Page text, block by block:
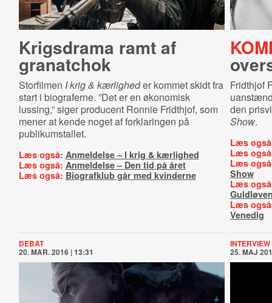
Krigsdrama ramt af
granatchok
Storfilmen I krig & kærligheder kommet skidt fra
start i biograferne. ”Det er en økonomisk
lussing,” siger producent Ronnie Fridthjof, som
mener at kende noget af forklaringen på
publikumstallet.
Læs også: Anmeldelse – I krig & kærlighed
Læs også: Anmeldelse – Den tid på året
Læs også: Biografklub går med kvinderne
Fridthjof
den
Show.
Læs
Læs
Læs
Show
Læs
Læs
Venedig
DEBAT
20. MAR. 2016 | 13:31
INTERVIEW
25. MAJ